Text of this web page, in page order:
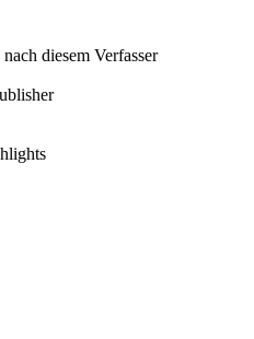
nach diesem Verfasser